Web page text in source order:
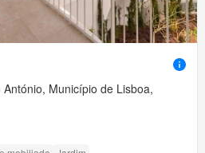
Município de Lisboa,